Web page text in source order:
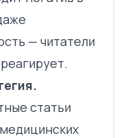
— читатели
статьи